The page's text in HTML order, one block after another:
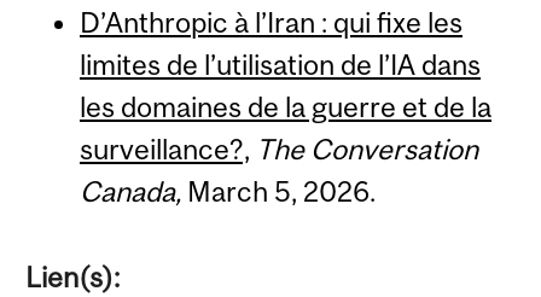
D’Anthropic à l’Iran : qui fixe les
limites de l’utilisation de l’IA dans
les domaines de la guerre et de la
surveillance?, The Conversation
Canada,March 5, 2026.
Lien(s):